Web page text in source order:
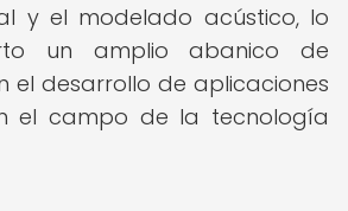
y el modelado acústico, lo
un amplio abanico de
el desarrollo de aplicaciones
el campo de la tecnología